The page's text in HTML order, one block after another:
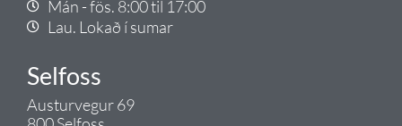
Mán - fös. 8:00 til 17:00
Lau. Lokað í sumar
Selfoss
Austurvegur 69